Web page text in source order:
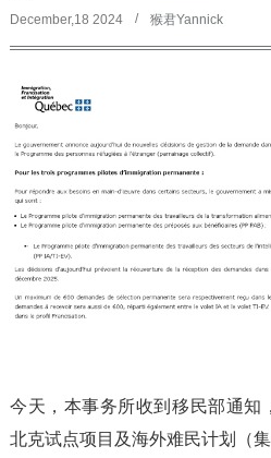
December,18 2024 猴君Yannick
今天，本事务所收到移民部通知
北克试点项目及海外难民计划（